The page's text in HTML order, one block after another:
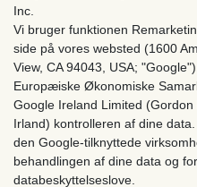
Inc.
Vi bruger funktionen
side på vores websted (1600
View, CA 94043, USA;
Europæiske Økonomiske
Google Ireland Limited
Irland) kontrolleren af dine
den Google-tilknyttede
behandlingen af dine data og
databeskyttelseslove.